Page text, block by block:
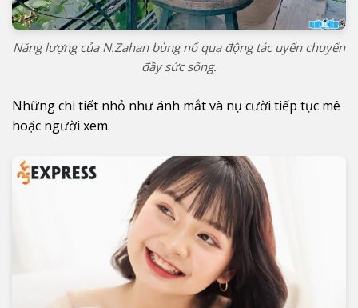
Năng lượng của N.Zahan bùng nổ qua động tác uyển chuyển
đầy sức sống.
Những chi tiết nhỏ như ánh mắt và nụ cười tiếp tục mê
hoặc người xem.